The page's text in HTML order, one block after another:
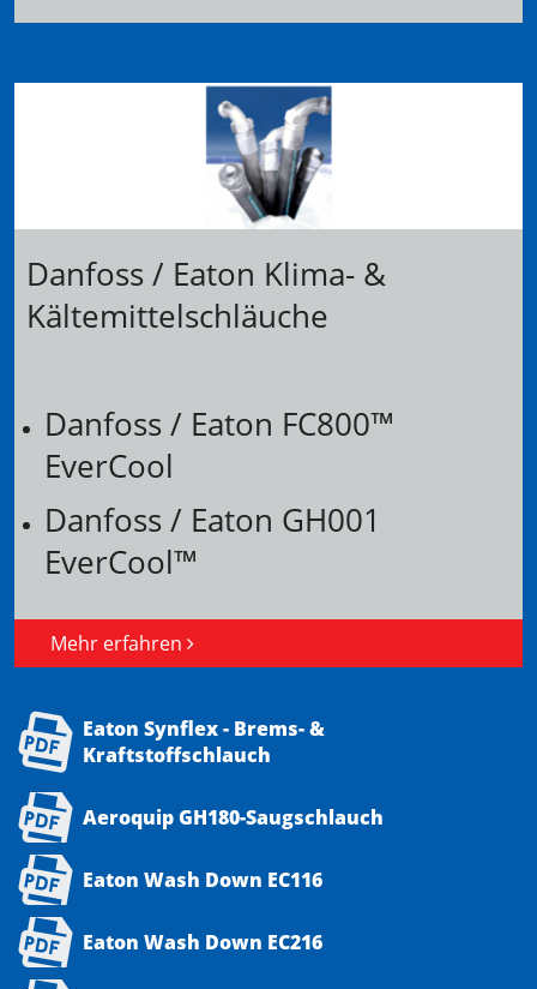
Danfoss / Eaton Klima- &
Kältemittelschläuche
Danfoss / Eaton FC800™
EverCool
Danfoss / Eaton GH001
EverCool™
Mehr erfahren
Eaton Synflex - Brems- &
Kraftstoffschlauch
Aeroquip GH180-Saugschlauch
Eaton Wash Down EC116
Eaton Wash Down EC216